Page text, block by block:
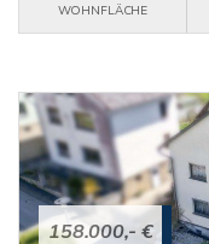
WOHNFLÄCHE
158.000,- €